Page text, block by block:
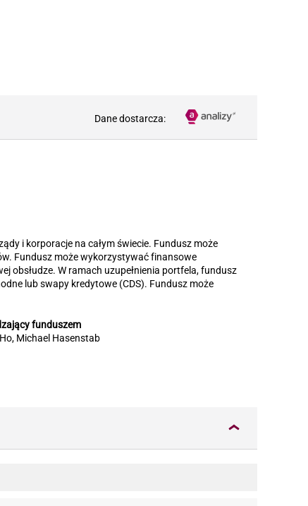
Dane dostarcza:
i korporacje na całym świecie. Fundusz może
Fundusz może wykorzystywać finansowe
obsłudze. W ramach uzupełnienia portfela, fundusz
lub swapy kredytowe (CDS). Fundusz może
funduszem
Michael Hasenstab